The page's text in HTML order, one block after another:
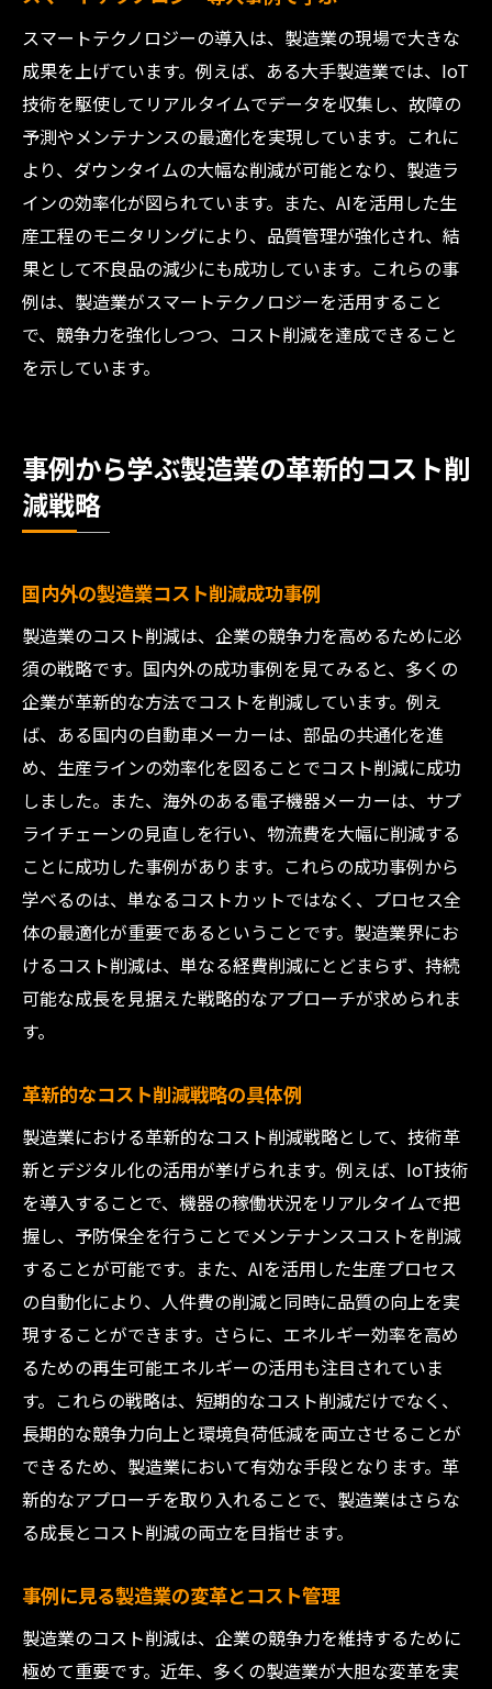
スマートテクノロジーの導入は、製造業の現場で大きな
成果を上げています。例えば、ある大手製造業では、IoT
技術を駆使してリアルタイムでデータを収集し、故障の
予測やメンテナンスの最適化を実現しています。これに
より、ダウンタイムの大幅な削減が可能となり、製造ラ
インの効率化が図られています。また、AIを活用した生
産工程のモニタリングにより、品質管理が強化され、結
果として不良品の減少にも成功しています。これらの事
例は、製造業がスマートテクノロジーを活用すること
で、競争力を強化しつつ、コスト削減を達成できること
を示しています。
事例から学ぶ製造業の革新的コスト削
減戦略
国内外の製造業コスト削減成功事例
製造業のコスト削減は、企業の競争力を高めるために必
須の戦略です。国内外の成功事例を見てみると、多くの
企業が革新的な方法でコストを削減しています。例え
ば、ある国内の自動車メーカーは、部品の共通化を進
め、生産ラインの効率化を図ることでコスト削減に成功
しました。また、海外のある電子機器メーカーは、サプ
ライチェーンの見直しを行い、物流費を大幅に削減する
ことに成功した事例があります。これらの成功事例から
学べるのは、単なるコストカットではなく、プロセス全
体の最適化が重要であるということです。製造業界にお
けるコスト削減は、単なる経費削減にとどまらず、持続
可能な成長を見据えた戦略的なアプローチが求められま
す。
革新的なコスト削減戦略の具体例
製造業における革新的なコスト削減戦略として、技術革
新とデジタル化の活用が挙げられます。例えば、IoT技術
を導入することで、機器の稼働状況をリアルタイムで把
握し、予防保全を行うことでメンテナンスコストを削減
することが可能です。また、AIを活用した生産プロセス
の自動化により、人件費の削減と同時に品質の向上を実
現することができます。さらに、エネルギー効率を高め
るための再生可能エネルギーの活用も注目されていま
す。これらの戦略は、短期的なコスト削減だけでなく、
長期的な競争力向上と環境負荷低減を両立させることが
できるため、製造業において有効な手段となります。革
新的なアプローチを取り入れることで、製造業はさらな
る成長とコスト削減の両立を目指せます。
事例に見る製造業の変革とコスト管理
製造業のコスト削減は、企業の競争力を維持するために
極めて重要です。近年、多くの製造業が大胆な変革を実